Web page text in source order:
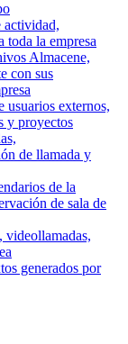
actividad,
toda la empresa
Almacene,
con sus
usuarios externos,
y proyectos
de llamada y
de la
de sala de
videollamadas,
generados por